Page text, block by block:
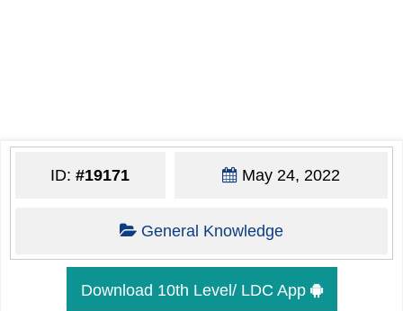
ID:#19171 May 24, 2022
General Knowledge
Download 10th Level/ LDC App